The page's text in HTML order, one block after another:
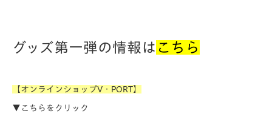
グッズ第一弾の情報は こちら
【オンラインショップV・PORT】
▼こちらをクリック